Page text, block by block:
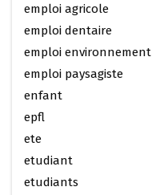
emploi agricole
emploi dentaire
emploi environnement
emploi paysagiste
enfant
epfl
ete
etudiant
etudiants